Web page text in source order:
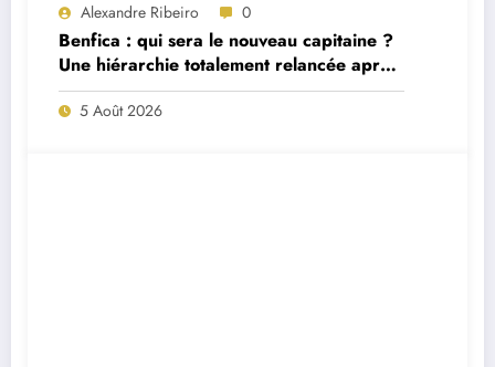
Alexandre Ribeiro 0
Benfica : qui sera le nouveau capitaine ?
Une hiérarchie totalement relancée après
deux départs majeurs
5 Août 2026